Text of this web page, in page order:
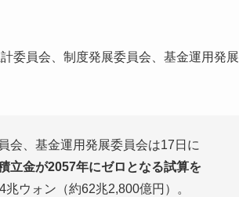
委員会、制度発展委員会、基金運用発展
会、基金運用発展委員会は17日に
立金が2057年にゼロとなる試算を
ウォン（約62兆2,800億円）。